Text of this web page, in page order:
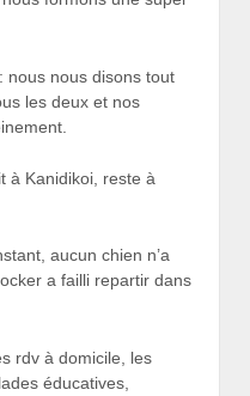
nous nous disons tout
les deux et nos
à Kanidikoi, reste à
aucun chien n’a
a failli repartir dans
rdv à domicile, les
éducatives,